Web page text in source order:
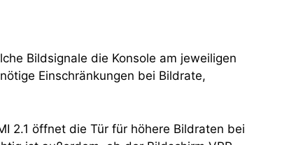
Bildsignale die Konsole am jeweiligen
Einschränkungen bei Bildrate,
2.1 öffnet die Tür für höhere Bildraten bei